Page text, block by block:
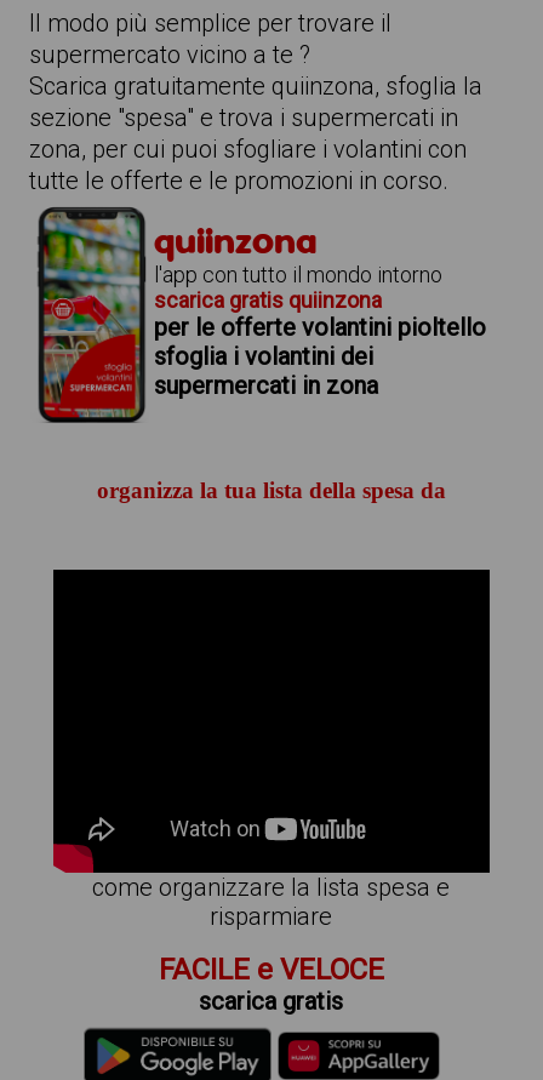
Il modo più semplice per trovare il
supermercato vicino a te ?
Scarica gratuitamente quiinzona, sfoglia la
sezione "spesa" e trova i supermercati in
zona, per cui puoi sfogliare i volantini con
tutte le offerte e le promozioni in corso.
quiinzona
l'app con tutto il mondo intorno
scarica gratis quiinzona
per le offerte volantini pioltello
sfoglia i volantini dei
supermercati in zona
organizza la tua lista della spesa da
come organizzare la lista spesa e
risparmiare
FACILE e VELOCE
scarica gratis